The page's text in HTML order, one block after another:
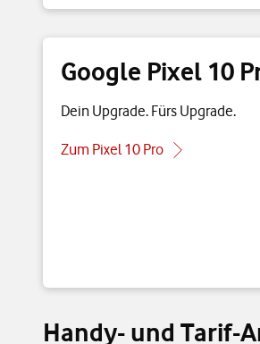
Google Pixel 10
Dein Upgrade. Fürs Upgrade.
Zum Pixel 10 Pro
Handy- und Tarif-